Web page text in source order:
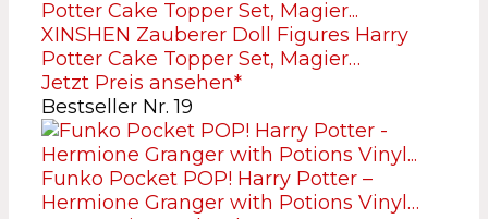
XINSHEN Zauberer Doll Figures Harry
Potter Cake Topper Set, Magier…
Jetzt Preis ansehen*
Bestseller Nr. 19
Funko Pocket POP! Harry Potter –
Hermione Granger with Potions Vinyl…